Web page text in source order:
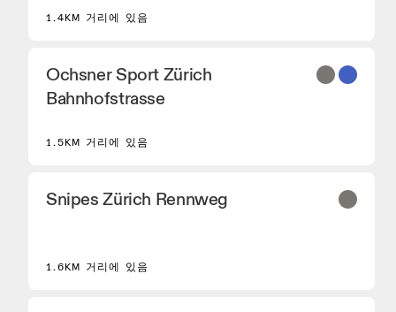
1.4KM 거리에 있음
Ochsner Sport Zürich
Bahnhofstrasse
1.5KM 거리에 있음
Snipes Zürich Rennweg
1.6KM 거리에 있음